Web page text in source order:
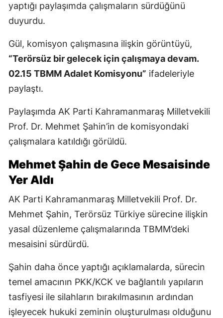
yaptığı paylaşımda çalışmaların sürdüğünü
duyurdu.
Gül, komisyon çalışmasına ilişkin görüntüyü,
“Terörsüz bir gelecek için çalışmaya devam.
02.15 TBMM Adalet Komisyonu” ifadeleriyle
paylaştı.
Paylaşımda AK Parti Kahramanmaraş Milletvekili
Prof. Dr. Mehmet Şahin’in de komisyondaki
çalışmalara katıldığı görüldü.
Mehmet Şahin de Gece Mesaisinde
Yer Aldı
AK Parti Kahramanmaraş Milletvekili Prof. Dr.
Mehmet Şahin, Terörsüz Türkiye sürecine ilişkin
yasal düzenleme çalışmalarında TBMM’deki
mesaisini sürdürdü.
Şahin daha önce yaptığı açıklamalarda, sürecin
temel amacının PKK/KCK ve bağlantılı yapıların
tasfiyesi ile silahların bırakılmasının ardından
işleyecek hukuki zeminin oluşturulması olduğunu